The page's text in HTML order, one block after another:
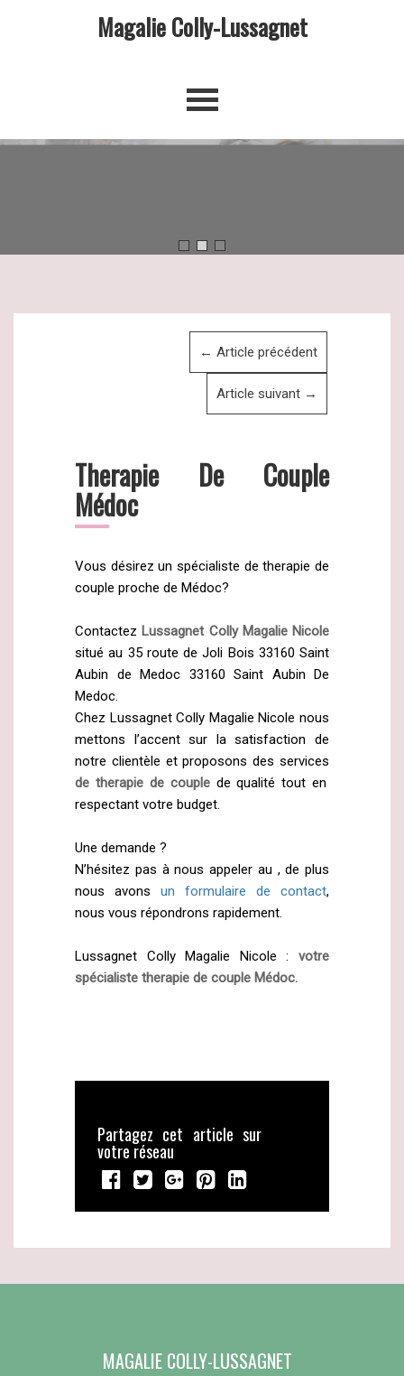
Magalie Colly-Lussagnet
← Article précédent
Article suivant →
Therapie De Couple
Médoc
Vous désirez un spécialiste de therapie de
couple proche de Médoc?
Contactez Lussagnet Colly Magalie Nicole
situé au 35 route de Joli Bois 33160 Saint
Aubin de Medoc 33160 Saint Aubin De
Medoc.
Chez Lussagnet Colly Magalie Nicole nous
mettons l’accent sur la satisfaction de
notre clientèle et proposons des services
de therapie de couple de qualité tout en
respectant votre budget.
Une demande ?
N’hésitez pas à nous appeler au , de plus
nous avons un formulaire de contact,
nous vous répondrons rapidement.
Lussagnet Colly Magalie Nicole : votre
spécialiste therapie de couple Médoc.
Partagez cet article sur
votre réseau
MAGALIE COLLY-LUSSAGNET